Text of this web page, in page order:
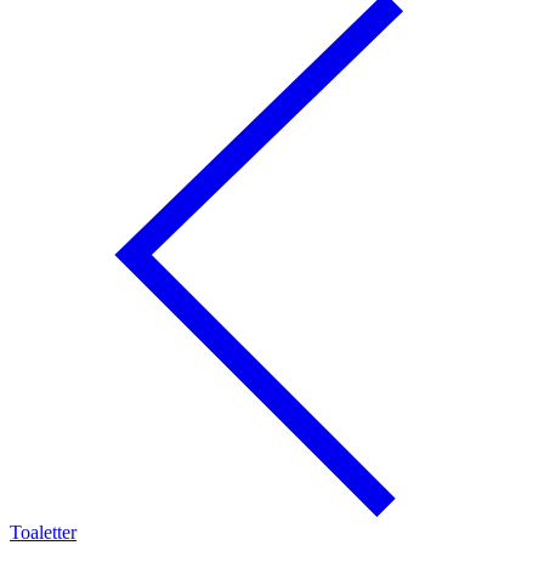
Toaletter